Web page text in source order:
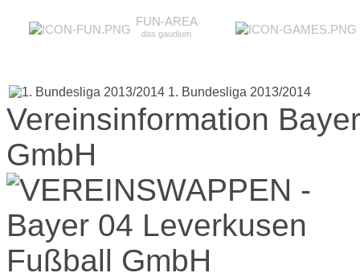
FUN-AREA
das gaudium
1. Bundesliga 2013/2014
Vereinsinformation
GmbH